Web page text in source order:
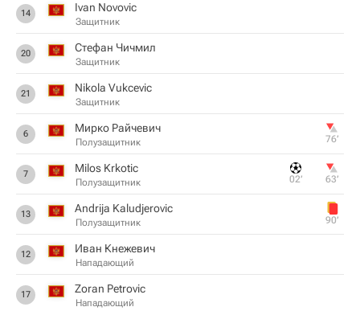
14 Ivan Novovic
Защитник
20 Стефан Чичмил
Защитник
21 Nikola Vukcevic
Защитник
6 Мирко Райчевич
Полузащитник 76‎’‎
7 Milos Krkotic
Полузащитник 02‎’‎ 63‎’‎
13 Andrija Kaludjerovic
Полузащитник 90‎’‎
12 Иван Кнежевич
Нападающий
17 Zoran Petrovic
Нападающий